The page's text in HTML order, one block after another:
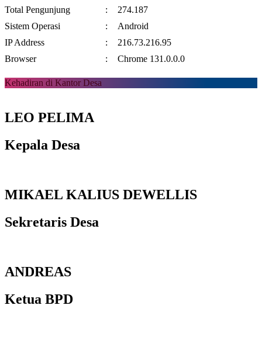
Total Pengunjung :
274.187
Sistem Operasi
:
Android
IP Address
:
216.73.216.95
Browser
: Chrome 131.0.0.0
Kehadiran di Kantor Desa
LEO PELIMA
Kepala Desa
MIKAEL KALIUS DEWELLIS
Sekretaris Desa
ANDREAS
Ketua BPD